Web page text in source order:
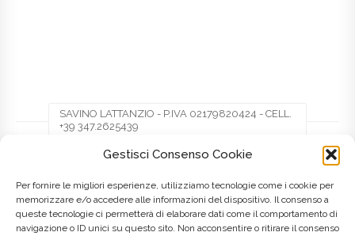
Gestisci Consenso Cookie
Per fornire le migliori esperienze, utilizziamo tecnologie come i cookie per
memorizzare e/o accedere alle informazioni del dispositivo. Il consenso a
queste tecnologie ci permetterà di elaborare dati come il comportamento di
navigazione o ID unici su questo sito. Non acconsentire o ritirare il consenso
SAVINO LATTANZIO - P.IVA 02179820424 - CELL.
+39 347.2625439
Facebook Twitter Pinterest
LinkedIn